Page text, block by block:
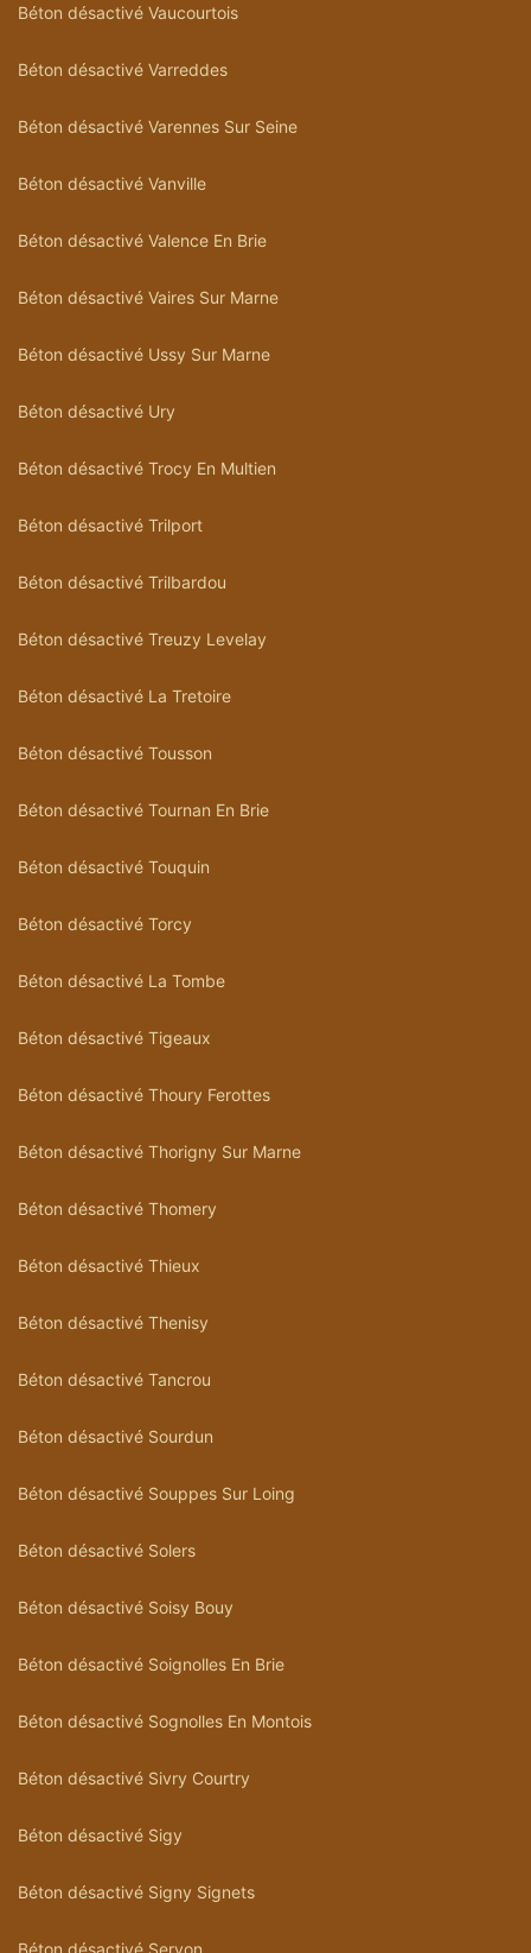
Béton désactivé Vaucourtois
Béton désactivé Varreddes
Béton désactivé Varennes Sur Seine
Béton désactivé Vanville
Béton désactivé Valence En Brie
Béton désactivé Vaires Sur Marne
Béton désactivé Ussy Sur Marne
Béton désactivé Ury
Béton désactivé Trocy En Multien
Béton désactivé Trilport
Béton désactivé Trilbardou
Béton désactivé Treuzy Levelay
Béton désactivé La Tretoire
Béton désactivé Tousson
Béton désactivé Tournan En Brie
Béton désactivé Touquin
Béton désactivé Torcy
Béton désactivé La Tombe
Béton désactivé Tigeaux
Béton désactivé Thoury Ferottes
Béton désactivé Thorigny Sur Marne
Béton désactivé Thomery
Béton désactivé Thieux
Béton désactivé Thenisy
Béton désactivé Tancrou
Béton désactivé Sourdun
Béton désactivé Souppes Sur Loing
Béton désactivé Solers
Béton désactivé Soisy Bouy
Béton désactivé Soignolles En Brie
Béton désactivé Sognolles En Montois
Béton désactivé Sivry Courtry
Béton désactivé Sigy
Béton désactivé Signy Signets
Béton désactivé Servon